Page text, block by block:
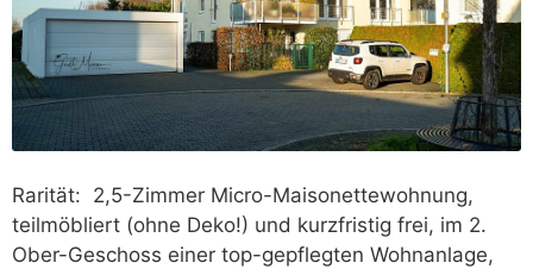
Rarität: 2,5-Zimmer Micro-Maisonettewohnung,
teilmöbliert (ohne Deko!) und kurzfristig frei, im 2.
Ober-Geschoss einer top-gepflegten Wohnanlage,